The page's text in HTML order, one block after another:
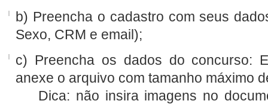
b) Preencha o cadastro com seus
Sexo, CRM e email);
c) Preencha os dados do concurso:
anexe o arquivo com tamanho máximo
Dica: não insira imagens no